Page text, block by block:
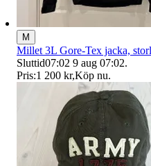
M
Millet 3L Gore-Tex jacka,
Sluttid07:02 9 aug 07:02.
Pris:1 200 kr,Köp nu.